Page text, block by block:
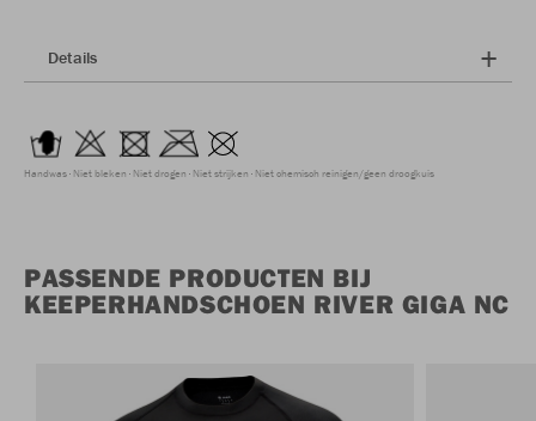
Details
Handwas Niet bleken Niet drogen Niet strijken Niet chemisch reinigen/geen droogkuis
PASSENDE PRODUCTEN BIJ
KEEPERHANDSCHOEN RIVER GIGA NC